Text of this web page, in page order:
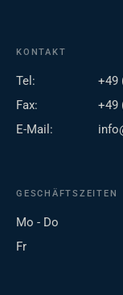
KONTAKT
Tel:
+49
Fax:
+49
E-Mail:
GESCHÄFTSZEITEN
Mo - Do
Fr